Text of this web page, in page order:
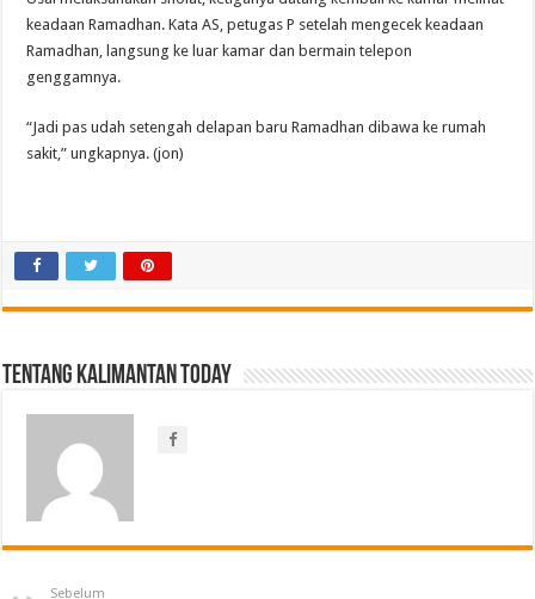
keadaan Ramadhan. Kata AS, petugas P setelah mengecek keadaan
Ramadhan, langsung ke luar kamar dan bermain telepon
genggamnya.
“Jadi pas udah setengah delapan baru Ramadhan dibawa ke rumah
sakit,” ungkapnya. (jon)
Tentang Kalimantan Today
Sebelum